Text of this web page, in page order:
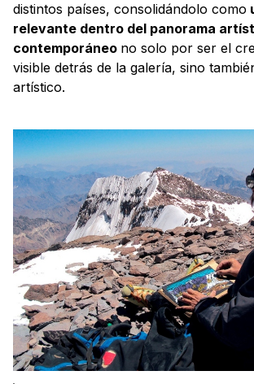
distintos países, consolidándolo como
relevante dentro del panorama
contemporáneo no solo por ser el
visible detrás de la galería, sino
artístico.